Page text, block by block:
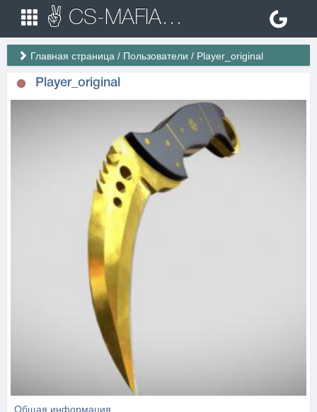
✌ CS-MAFIA.RU ✌ Игровые сервера Counter Strike 1.6
Главная страница / Пользователи / Player_original
Player_original
Общая информация